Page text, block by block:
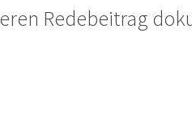
Redebeitrag